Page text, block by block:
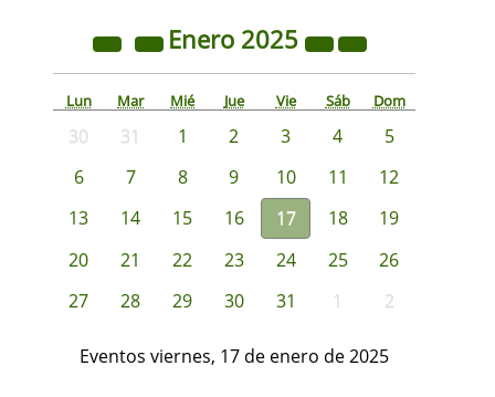
Enero 2025
Lun Mar Mié Jue Vie Sáb Dom
30 31 1 2 3 4
5
6
7 8 9 10 11
12
13
14 15 16 17 18
19
20
21 22 23 24 25
26
27
28 29 30 31 1 2
Eventos viernes, 17 de enero de 2025